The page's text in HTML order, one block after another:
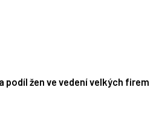
podíl žen ve vedení velkých firem